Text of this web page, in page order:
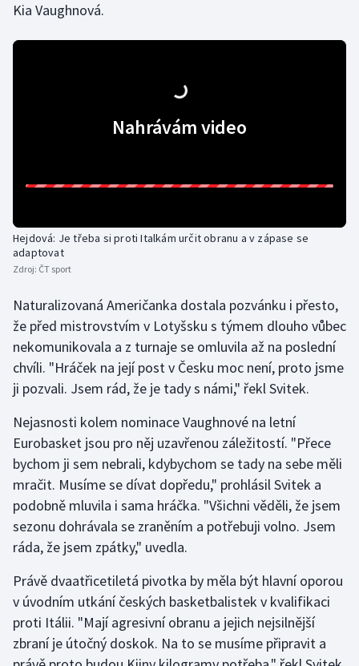
Ragby
Rychlostní kanoistika
Short track
Stolní tenis
Triatlon
Veslování
Volejbal
Ostatní
Kia Vaughnová.
Nahrávám video
Hejdová: Je třeba si proti Italkám určit obranu a v zápase se
adaptovat
Zdroj: ČT sport
Naturalizovaná Američanka dostala pozvánku i přesto,
že před mistrovstvím v Lotyšsku s týmem dlouho vůbec
nekomunikovala a z turnaje se omluvila až na poslední
chvíli. "Hráček na její post v Česku moc není, proto jsme
ji pozvali. Jsem rád, že je tady s námi," řekl Svitek.
Nejasnosti kolem nominace Vaughnové na letní
Eurobasket jsou pro něj uzavřenou záležitostí. "Přece
bychom ji sem nebrali, kdybychom se tady na sebe měli
mračit. Musíme se dívat dopředu," prohlásil Svitek a
podobně mluvila i sama hráčka. "Všichni věděli, že jsem
sezonu dohrávala se zraněním a potřebuji volno. Jsem
ráda, že jsem zpátky," uvedla.
Právě dvaatřicetiletá pivotka by měla být hlavní oporou
v úvodním utkání českých basketbalistek v kvalifikaci
proti Itálii. "Mají agresivní obranu a jejich nejsilnější
zbraní je útočný doskok. Na to se musíme připravit a